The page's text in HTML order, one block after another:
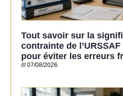
Tout savoir sur la
contrainte de
pour éviter les erreurs
07/08/2026